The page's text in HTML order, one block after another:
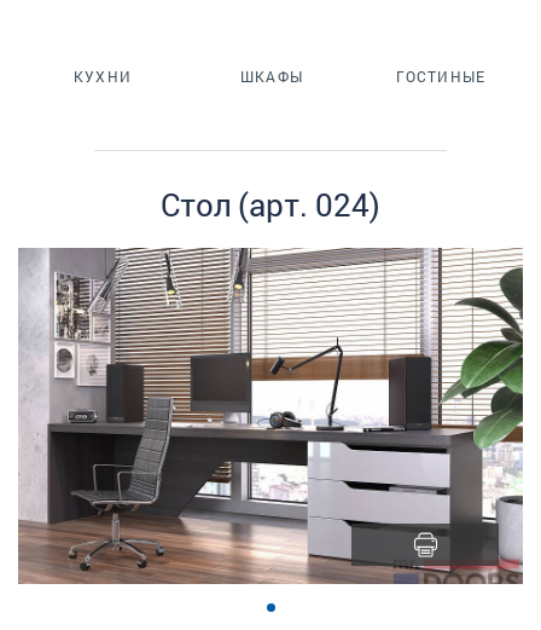
КУХНИ ШКАФЫ ГОСТИНЫЕ
Стол (арт. 024)